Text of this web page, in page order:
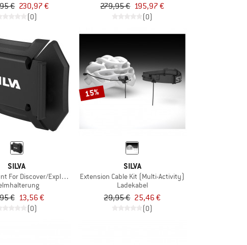
€ 230,97 €
(0)
279,95 € 195,97 €
(0)
SILVA
For Discover/Explore 5
€ 13,56 €
(0)
15%
SILVA
Extension Cable Kit (Multi-Activity)
Ladekabel
29,95 € 25,46 €
(0)